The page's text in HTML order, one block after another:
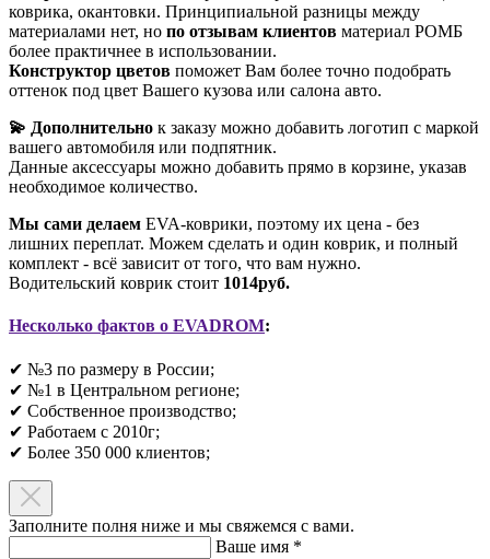
коврика, окантовки. Принципиальной разницы между
материалами нет, но по отзывам клиентов материал РОМБ
более практичнее в использовании.
Конструктор цветов поможет Вам более точно подобрать
оттенок под цвет Вашего кузова или салона авто.
💫 Дополнительно к заказу можно добавить логотип с маркой
вашего автомобиля или подпятник.
Данные аксессуары можно добавить прямо в корзине, указав
необходимое количество.
Мы сами делаем EVA-коврики, поэтому их цена - без
лишних переплат. Можем сделать и один коврик, и полный
комплект - всё зависит от того, что вам нужно.
Водительский коврик стоит 1014руб.
Несколько фактов о EVADROM:
✔ №3 по размеру в России;
✔ №1 в Центральном регионе;
✔ Собственное производство;
✔ Работаем с 2010г;
✔ Более 350 000 клиентов;​
Заполните полня ниже и мы свяжемся с вами.
Ваше имя *